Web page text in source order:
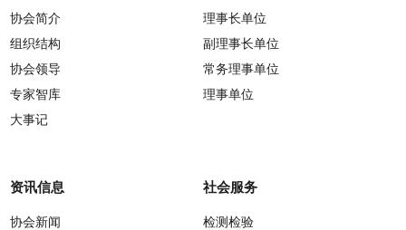
协会简介
组织结构
协会领导
专家智库
大事记
理事长单位
副理事长单位
常务理事单位
理事单位
资讯信息
协会新闻
社会服务
检测检验